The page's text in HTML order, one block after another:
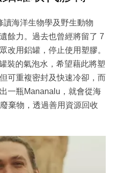
讀海洋生物學及野生動物
餘力。過去也曾經將留了 7
改用鋁罐，停止使用塑膠。
裝的氣泡水，希望藉此將塑
可重複密封及快速冷卻，而
一瓶Mananalu，就會從海
棄物，透過善用資源回收